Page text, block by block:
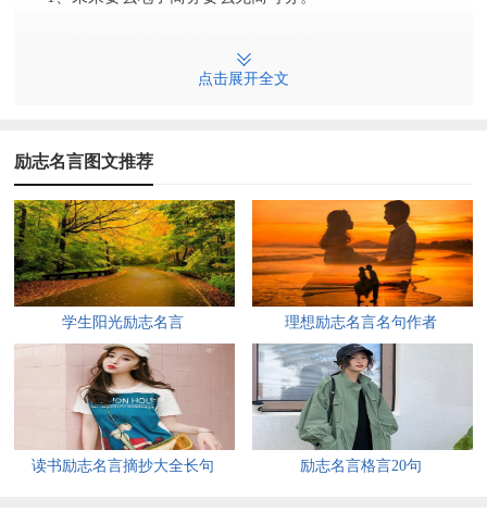
6、不管做什么账，税一定要交，所以这个是我一个警告。
7、创业者最重要非常喜欢这件事情，太爱这件事情去做。
8、商业过程是一门艺术。只有向竞争者学习的人才会进
步。
9、不要鄙视top店铺，如果你真的很想鄙视top店铺，先超
过它。
点击展开全文
励志名言图文推荐
学生阳光励志名言 理想励志名言名句作者
读书励志名言摘抄大全长句 励志名言格言20句